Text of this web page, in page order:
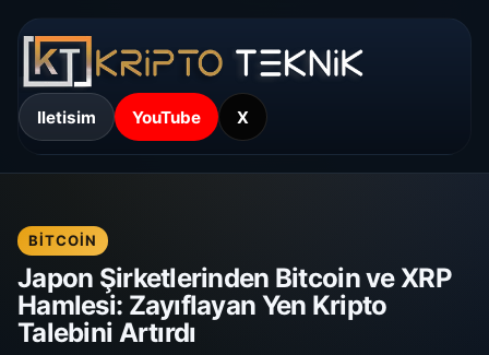
Iletisim YouTube X
BITCOIN
Japon Şirketlerinden Bitcoin ve XRP
Hamlesi: Zayıflayan Yen Kripto
Talebini Artırdı